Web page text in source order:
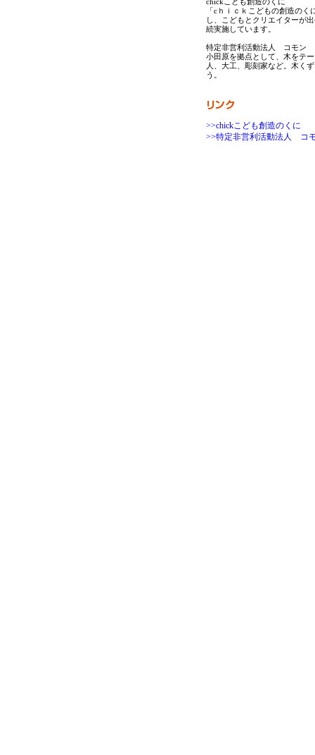
「cｈｉｃｋこどもの創造の
し、こどもとクリエイターが
続実施しています。
特定非営利活動法人 コモン
小田原を拠点として、木をテ
人、大工、彫刻家など。木く
う。
>>chickこども創造のくに
>>特定非営利活動法人 コ